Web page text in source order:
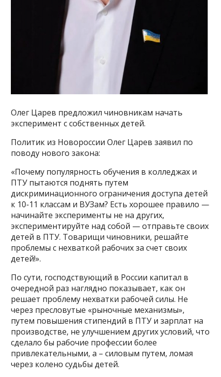
Олег Царев предложил чиновникам начать
эксперимент с собственных детей.
Политик из Новороссии Олег Царев заявил по
поводу нового закона:
«Почему популярность обучения в колледжах и
ПТУ пытаются поднять путем
дискриминационного ограничения доступа детей
к 10-11 классам и ВУЗам? Есть хорошее правило —
начинайте эксперименты не на других,
экспериментируйте над собой — отправьте своих
детей в ПТУ. Товарищи чиновники, решайте
проблемы с нехваткой рабочих за счет своих
детей!».
По сути, господствующий в России капитал в
очередной раз наглядно показывает, как он
решает проблему нехватки рабочей силы. Не
через пресловутые «рыночные механизмы»,
путем повышения стипендий в ПТУ и зарплат на
производстве, не улучшением других условий, что
сделало бы рабочие профессии более
привлекательными, а – силовым путем, ломая
через колено судьбы детей.